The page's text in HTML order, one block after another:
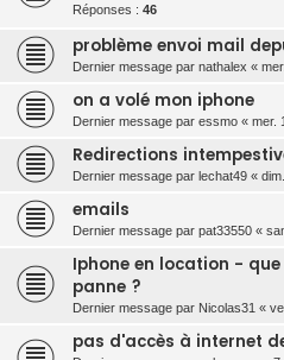
Réponses : 46
problème envoi mail
Dernier message par nathalex «
on a volé mon iphone
Dernier message par essmo « mer.
Redirections
Dernier message par lechat49 «
emails
Dernier message par pat33550 «
Iphone en location -
panne ?
Dernier message par Nicolas31 «
pas d'accès à internet